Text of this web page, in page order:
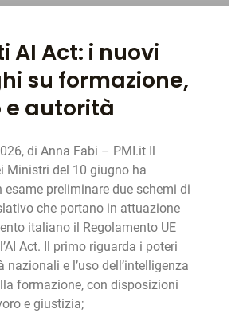
AI Act: i nuovi
su formazione,
e autorità
di Anna Fabi – PMI.it Il
Ministri del 10 giugno ha
esame preliminare due schemi di
che portano in attuazione
italiano il Regolamento UE
Act. Il primo riguarda i poteri
nazionali e l’uso dell’intelligenza
formazione, con disposizioni
e giustizia;